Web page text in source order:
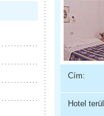
Cím:
Hotel